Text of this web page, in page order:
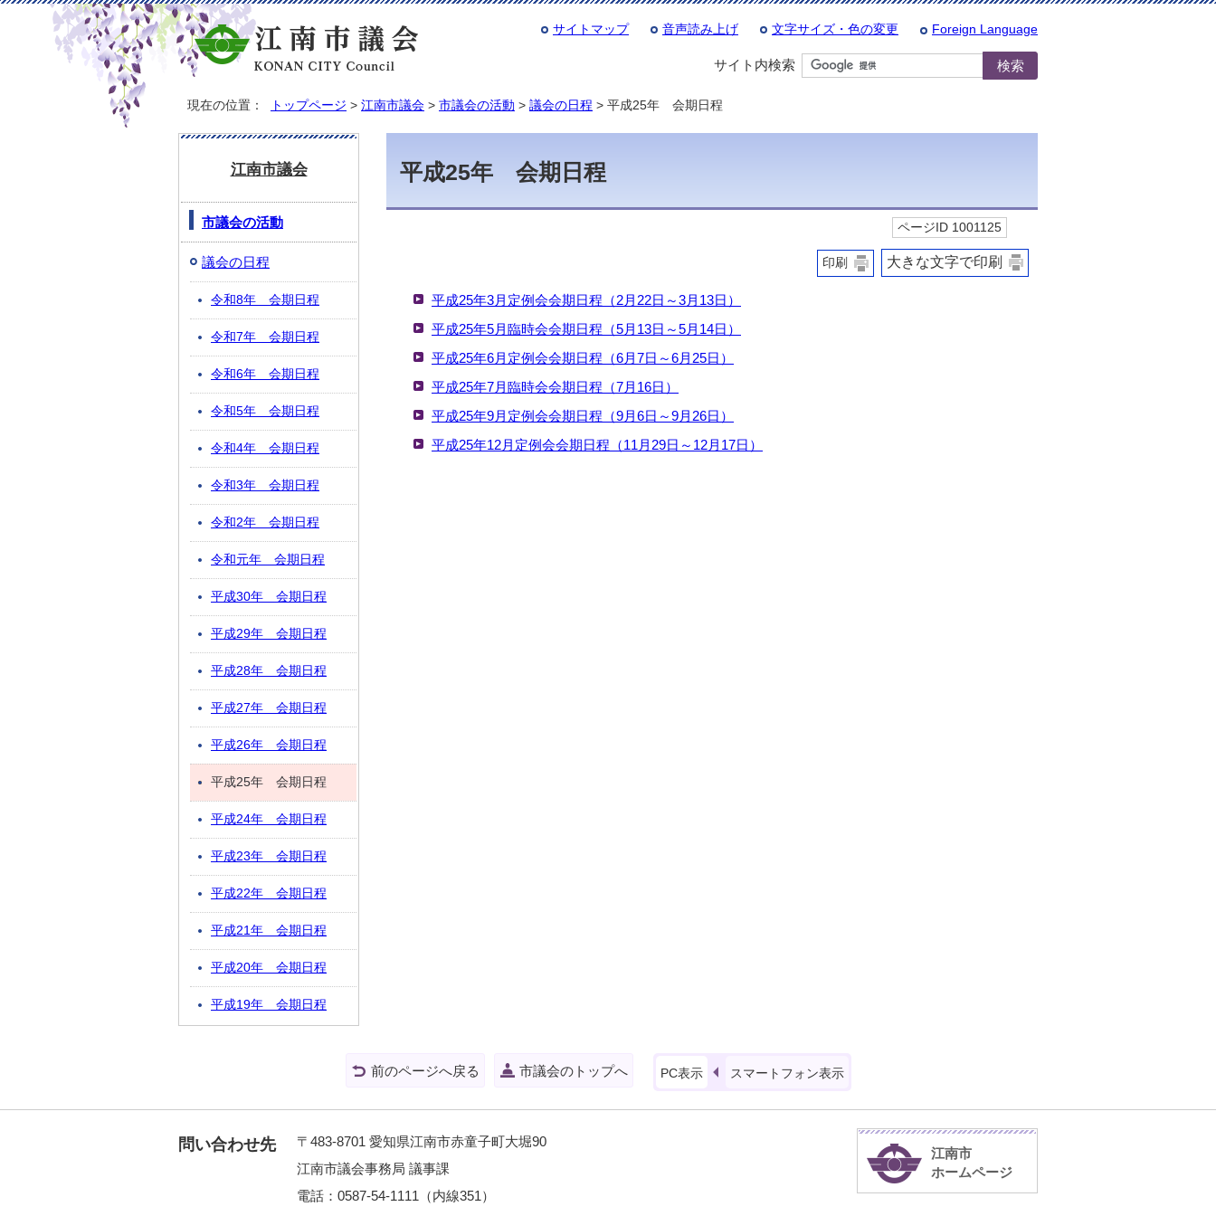
サイトマップ 音声読み上げ 文字サイズ・色の変更 Foreign Language
サイト内検索
現在の位置： トップページ > 江南市議会 > 市議会の活動 > 議会の日程 > 平成25年 会期日程
平成25年 会期日程
ページID 1001125
印刷 大きな文字で印刷
平成25年3月定例会会期日程（2月22日～3月13日）
平成25年5月臨時会会期日程（5月13日～5月14日）
平成25年6月定例会会期日程（6月7日～6月25日）
平成25年7月臨時会会期日程（7月16日）
平成25年9月定例会会期日程（9月6日～9月26日）
平成25年12月定例会会期日程（11月29日～12月17日）
江南市議会
市議会の活動
議会の日程
令和8年 会期日程
令和7年 会期日程
令和6年 会期日程
令和5年 会期日程
令和4年 会期日程
令和3年 会期日程
令和2年 会期日程
令和元年 会期日程
平成30年 会期日程
平成29年 会期日程
平成28年 会期日程
平成27年 会期日程
平成26年 会期日程
平成25年 会期日程
平成24年 会期日程
平成23年 会期日程
平成22年 会期日程
平成21年 会期日程
平成20年 会期日程
平成19年 会期日程
前のページへ戻る 市議会のトップへ PC表示 スマートフォン表示
問い合わせ先
〒483-8701 愛知県江南市赤童子町大堀90
江南市議会事務局 議事課
電話：0587-54-1111（内線351）
江南市
ホームページ